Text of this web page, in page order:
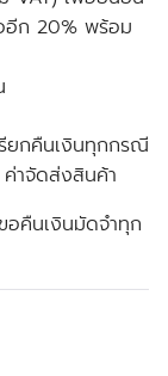
อีก 20% พร้อม
รียกคืนเงินทุกกรณี
ค่าจัดส่งสินค้า
อคืนเงินมัดจำทุก